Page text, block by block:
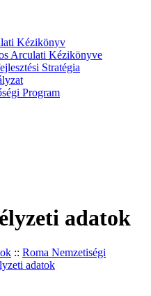
Kézikönyv
Arculati Kézikönyve
Stratégia
Program
adatok
:: Roma Nemzetiségi
adatok